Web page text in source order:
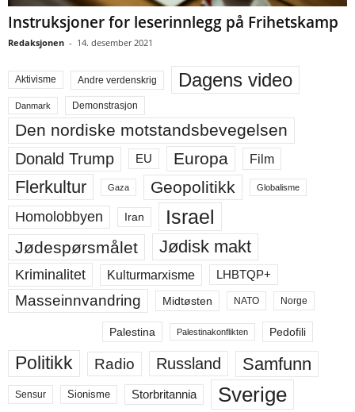
Instruksjoner for leserinnlegg på Frihetskamp
Redaksjonen - 14. desember 2021
Aktivisme Andre verdenskrig Dagens video
Danmark Demonstrasjon
Den nordiske motstandsbevegelsen
Donald Trump EU Europa Film
Flerkultur Gaza Geopolitikk Globalisme
Homolobbyen Iran Israel
Jødespørsmålet Jødisk makt
Kriminalitet Kulturmarxisme LHBTQP+
Masseinnvandring Midtøsten NATO Norge
Palestina Palestinakonflikten Pedofili
Politikk Radio Russland Samfunn
Sensur Sionisme Storbritannia Sverige